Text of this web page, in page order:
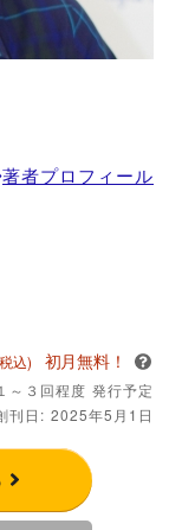
著者プロフィール
込) 初月無料！
～３回程度 発行予定
刊日: 2025年5月1日